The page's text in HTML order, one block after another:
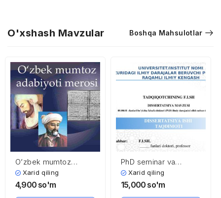
O'xshash Mavzular Boshqa Mahsulotlar
O’zbеk mumtоz
аdаbiyoti mеrоsi
Xarid qiling
4,900 so'm
PhD seminar va
himoyasi uchun
professional taqdimot
Xarid qiling
15,000 so'm